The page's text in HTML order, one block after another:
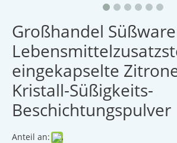
Großhandel
eingekapselte
Kristall-Süßigkeits-
Beschichtungspulver
Anteil an: